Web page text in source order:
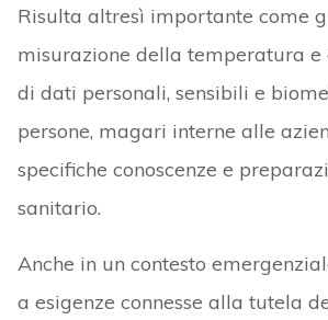
Risulta altresì importante come
misurazione della temperatura
di dati personali, sensibili e
persone, magari interne alle
specifiche conoscenze e
sanitario.
Anche in un contesto
a esigenze connesse alla tutela